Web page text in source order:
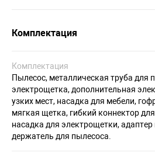
Комплектация
Комплектация
Пылесос, металлическая труба для
электрощетка, дополнительная
узких мест, насадка для мебели,
мягкая щетка, гибкий коннектор
насадка для электрощетки,
держатель для пылесоса.